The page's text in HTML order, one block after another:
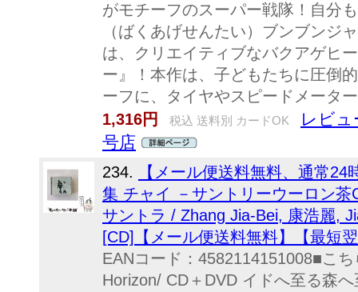
がモチーフのスーパー戦隊！自分
（ばくあげせんたい）ブンブンジ
は、クリエイティブなバクアゲヒ
ー』！本作は、子どもたちに圧倒
ーフに、タイヤやスピードメータ
1,316円
税込 送料別 カードOK
レビュ
号店
234.
【メール便送料無料、通常
集 チャイ －サントリーウーロン
サントラ / Zhang Jia-Bei, 康浩麗,
[CD]【メール便送料無料】【最短
EANコード：4582114151008■こ
Horizon/ CD＋DVD イドへ至る森